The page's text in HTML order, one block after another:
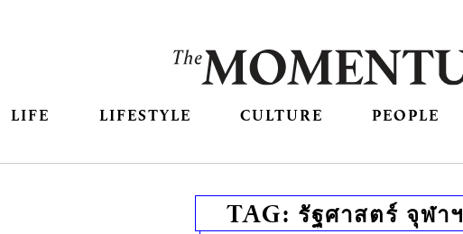
LIFE LIFESTYLE CULTURE PEOPLE
TAG: รัฐศาสตร์ จุฬาฯ